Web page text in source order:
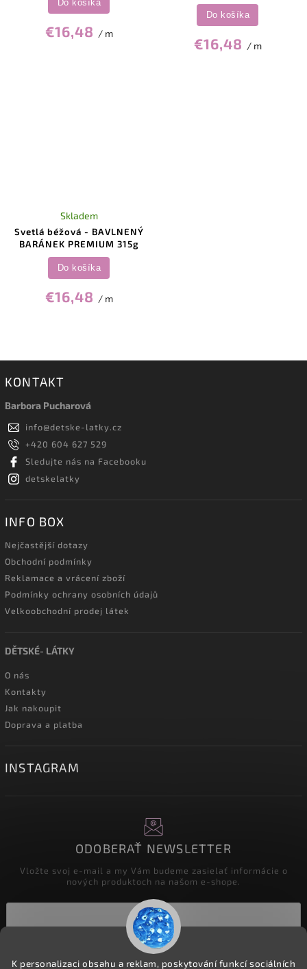
K personalizaci obsahu a reklam, poskytování funkcí sociálních
€16,48 / m
Do košíka
€16,48 / m
Do košíka
Svetlá béžová - BAVLNENÝ
BARÁNEK PREMIUM 315g
Skladem
€16,48 / m
Do košíka
KONTAKT
Barbora Pucharová
info@detske-latky.cz
+420 604 627 529
Sledujte nás na Facebooku
detskelatky
INFO BOX
Nejčastější dotazy
Obchodní podmínky
Reklamace a vrácení zboží
Podmínky ochrany osobních údajů
Velkoobchodní prodej látek
DĚTSKÉ- LÁTKY
O nás
Kontakty
Jak nakoupit
Doprava a platba
INSTAGRAM
ODOBERAŤ NEWSLETTER
Vložte svoj e-mail a my Vám budeme zasielať informácie o
nových produktoch na našom e-shope.
Prihlásiť sa